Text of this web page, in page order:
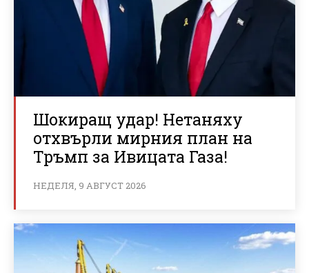
Шокиращ удар! Нетаняху
отхвърли мирния план на
Тръмп за Ивицата Газа!
НЕДЕЛЯ, 9 АВГУСТ 2026